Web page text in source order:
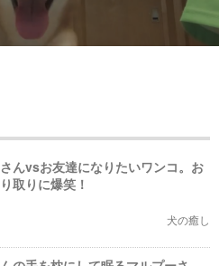
んvsお友達になりたいワンコ。お
取りに爆笑！
犬の癒し